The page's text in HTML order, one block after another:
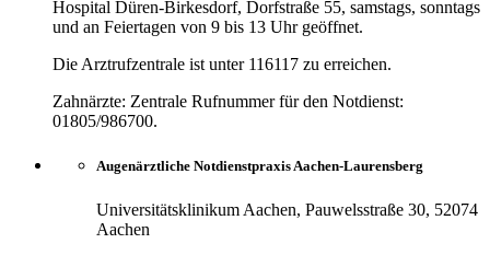
Hospital Düren-Birkesdorf, Dorfstraße 55, samstags, sonntags
und an Feiertagen von 9 bis 13 Uhr geöffnet.
Die Arztrufzentrale ist unter 116117 zu erreichen.
Zahnärzte: Zentrale Rufnummer für den Notdienst:
01805/986700.
Augenärztliche Notdienstpraxis Aachen-Laurensberg
Universitätsklinikum Aachen, Pauwelsstraße 30, 52074
Aachen